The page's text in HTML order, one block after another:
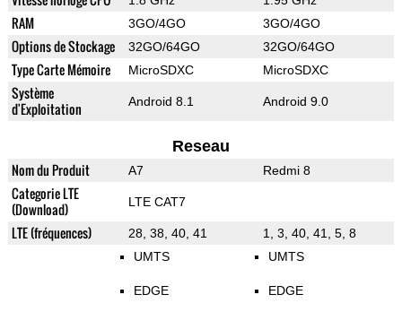
RAM 3GO/4GO 3GO/4GO
Options de Stockage 32GO/64GO 32GO/64GO
Type Carte Mémoire MicroSDXC MicroSDXC
Système
d'Exploitation
Android 8.1 Android 9.0
Reseau
Nom du Produit A7 Redmi 8
Categorie LTE
(Download)
LTE CAT7
LTE (fréquences) 28, 38, 40, 41 1, 3, 40, 41, 5, 8
UMTS
EDGE
UMTS
EDGE